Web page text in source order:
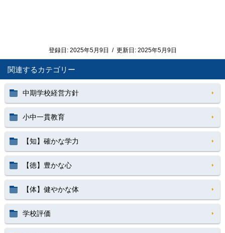
登録日: 2025年5月9日 / 更新日: 2025年5月9日
関連するカテゴリー
中期学校経営方針
小中一貫教育
【知】確かな学力
【徳】豊かな心
【体】健やかな体
学校評価